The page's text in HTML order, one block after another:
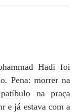
Hadi foi
Pena: morrer na
na praça
e já estava com a